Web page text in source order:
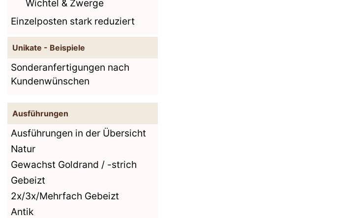
Wichtel & Zwerge
Einzelposten stark reduziert
Unikate - Beispiele
Sonderanfertigungen nach
Kundenwünschen
Ausführungen
Ausführungen in der Übersicht
Natur
Gewachst Goldrand / -strich
Gebeizt
2x/3x/Mehrfach Gebeizt
Antik